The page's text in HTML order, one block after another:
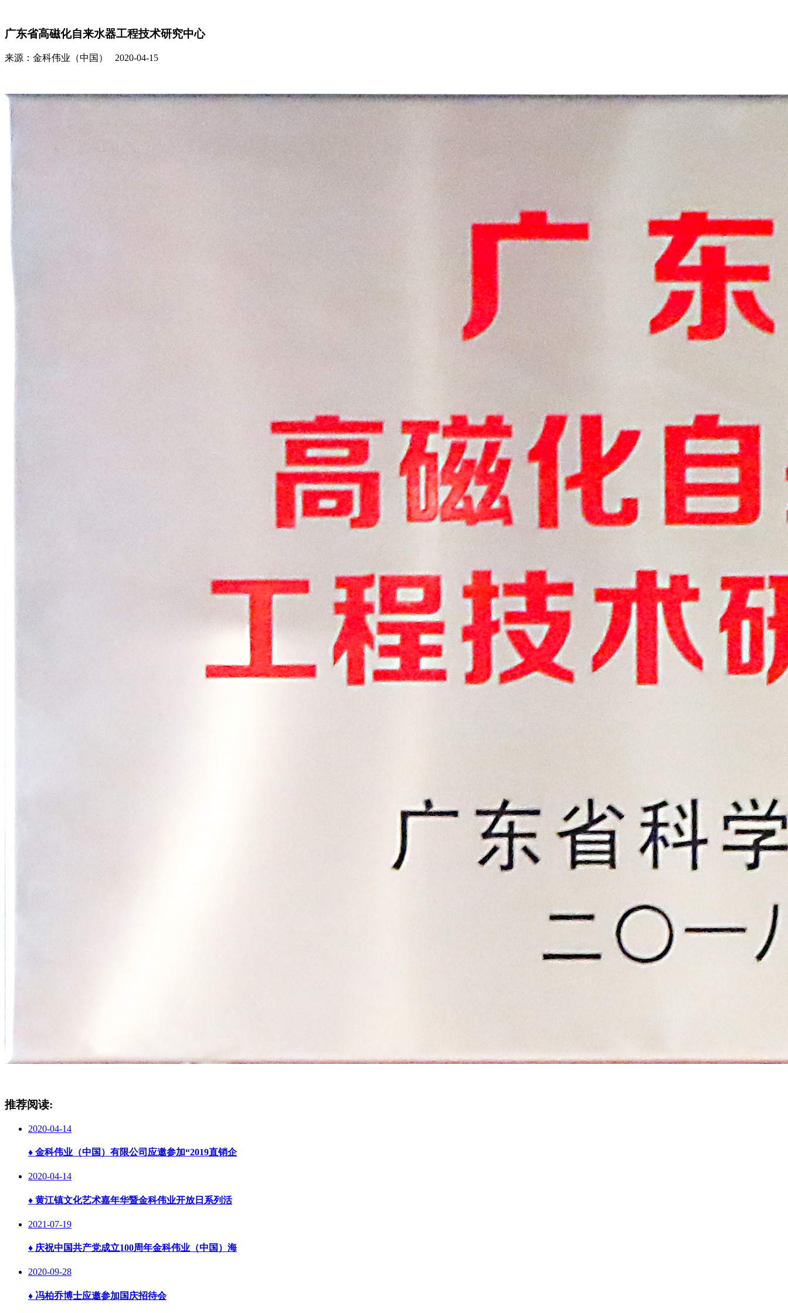
广东省高磁化自来水器工程技术研究中心
来源：金科伟业（中国） 2020-04-15
推荐阅读:
2020-04-14
♦ 金科伟业（中国）有限公司应邀参加“2019直销企
2020-04-14
♦ 黄江镇文化艺术嘉年华暨金科伟业开放日系列活
2021-07-19
♦ 庆祝中国共产党成立100周年金科伟业（中国）海
2020-09-28
♦ 冯柏乔博士应邀参加国庆招待会